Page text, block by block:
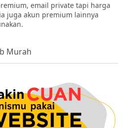
email private tapi harga
juga akun premium lainnya
Murah